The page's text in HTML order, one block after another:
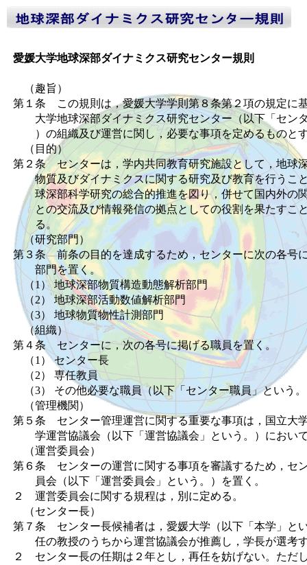
愛媛大学地球深部ダイナミクス研究センター規則
（趣旨）
第１条 この規則は，愛媛大学学則第８条第２項の規定に
大学地球深部ダイナミクス研究センター（以下「セン
）の組織及び運営に関し，必要な事項を定めるものと
（目的）
第２条 センターは，学内共同教育研究施設として，地球
物質及びダイナミクスに関する研究及び教育を行うこ
球深部科学研究の総合的推進を図り，併せて国内外の
との交流及び情報発信の拠点としての役割を果たすこ
る。
（研究部門）
第３条 前条の目的を達成するため，センターに次の各号
部門を置く。
（1） 地球深部物質構造動態解析部門
（2） 地球深部活動数値解析部門
（3） 地球物質物性計測部門
（組織）
第４条 センターに，次の各号に掲げる職員を置く。
（1） センター長
（2） 専任教員
（3） その他必要な職員（以下「センター職員」という
（管理機関）
第５条 センター管理運営に関する重要な事項は，国立大
学運営協議会（以下「運営協議会」という。）におい
（運営委員会）
第６条 センターの運営に関する事項を審議するため，セ
員会（以下「運営委員会」という。）を置く。
２ 運営委員会に関する規程は，別に定める。
（センター長）
第７条 センター長候補者は，愛媛大学（以下「本学」と
任の教授のうちから運営協議会が推薦し，学長が選考
２ センター長の任期は２年とし，再任を妨げない。ただ